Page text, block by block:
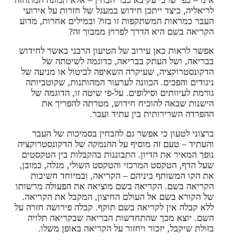
כיצד ייתכן חידוש במעגל של חזרות על אירועי
כמראות המשתקפות זו בזו? ובמילים אחרות, מדוע
בשם היא הדרך לפרוץ ממבוך זה?
לראות כאן עירוב של הטיעון הרבני באשר לחידוש
ושל העתק בבריאה, כדוגמה לשיטתה של
שעיקרה השאיפה לביטול או מניעה של
והפכים. הכוונה לערעור המהותנות, שקוטביותה
לעיוותים וסילופים. על-פי שיטה זו, הדוגמה של
שבאה להוכיח חידוש, מטרתה להפריך את
השרירותית בין עתיד ועבר.
לטעון כי אפשר גם להבחין בסמיכות של העבר
– טעם זה מוסיף על ההנמקה של הדקונסטרוקציה
המאיר את הדיון. התבוננות בהקבלות בין הטקסטים
הדף, הטקסט המרכזי והטקסט השולי, מגלה, כמובן,
הקו המשותף ביניהם – הקריאה, ובמיוחד חשיבות
בשם. הקריאה בשם מוציאה את הפעולה מרשותו
הקורא בשם אל העולם החיצון, המקבל את הקריאה.
קבלה אין לקריאה בשם תוקף. קבלה פירושה חזרה על
יוצא מכך שהתחדשות הבריאה שבקריאה תלויה
שיקבל, יזכור ויחזור על הקריאה באופן משלו.